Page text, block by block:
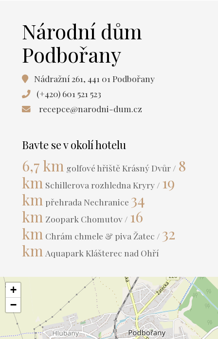
Národní dům
Podbořany
Nádražní 261, 441 01 Podbořany
(+420) 601 521 523
recepce@narodni-dum.cz
Bavte se v okolí hotelu
6,7 km golfové hřiště Krásný Dvůr / 8
km Schillerova rozhledna Kryry / 19
km přehrada Nechranice 34
km Zoopark Chomutov / 16
km Chrám chmele & piva Žatec / 32
km Aquapark Klášterec nad Ohří
+
−